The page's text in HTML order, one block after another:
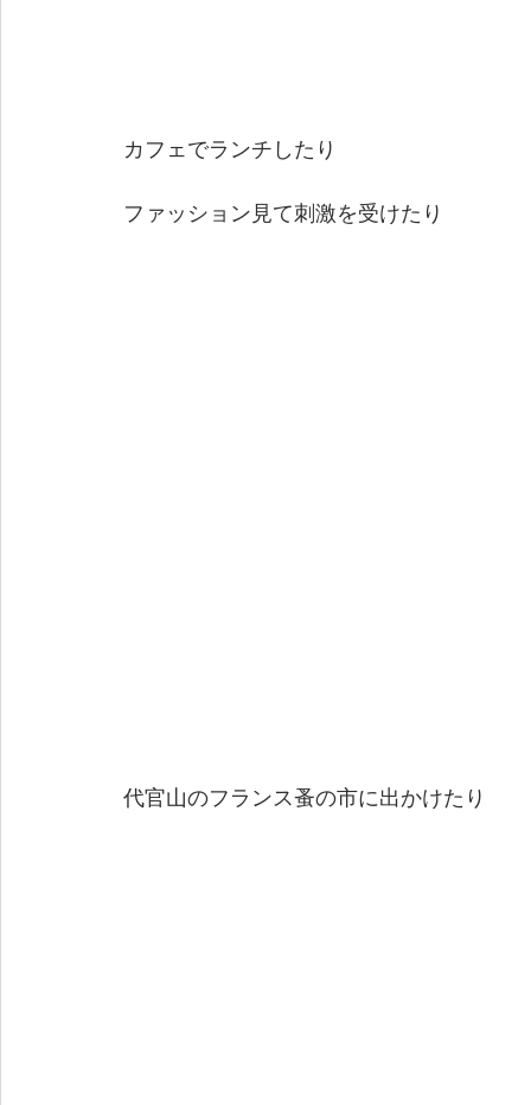
カフェでランチしたり
ファッション見て刺激を受けたり
代官山のフランス蚤の市に出かけたり